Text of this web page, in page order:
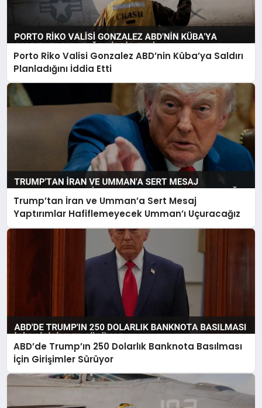
Porto Riko Valisi Gonzalez ABD’nin Küba’ya Saldırı
Planladığını İddia Etti
Trump’tan İran ve Umman’a Sert Mesaj
Yaptırımlar Hafiflemeyecek Umman’ı Uçuracağız
ABD’de Trump’ın 250 Dolarlık Banknota Basılması
İçin Girişimler Sürüyor